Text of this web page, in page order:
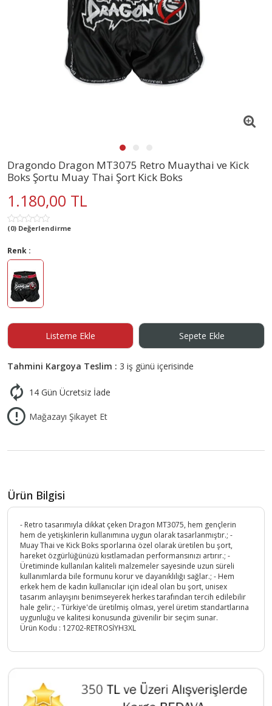
Dragondo Dragon MT3075 Retro Muaythai ve Kick
Boks Şortu Muay Thai Şort Kick Boks
1.180,00 TL
(0) Değerlendirme
Renk :
Listeme Ekle Sepete Ekle
Tahmini Kargoya Teslim : 3 iş günü içerisinde
14 Gün Ücretsiz İade
Mağazayı Şikayet Et
Ürün Bilgisi
- Retro tasarımıyla dikkat çeken Dragon MT3075, hem gençlerin
hem de yetişkinlerin kullanımına uygun olarak tasarlanmıştır.; -
Muay Thai ve Kick Boks sporlarına özel olarak üretilen bu şort,
hareket özgürlüğünüzü kısıtlamadan performansınızı artırır.; -
Üretiminde kullanılan kaliteli malzemeler sayesinde uzun süreli
kullanımlarda bile formunu korur ve dayanıklılığı sağlar.; - Hem
erkek hem de kadın kullanıcılar için ideal olan bu şort, unisex
tasarım anlayışını benimseyerek herkes tarafından tercih edilebilir
hale gelir.; - Türkiye'de üretilmiş olması, yerel üretim standartlarına
uygunluğu ve kalitesi konusunda güvenilir bir seçim sunar.
Ürün Kodu : 12702-RETROSİYH3XL